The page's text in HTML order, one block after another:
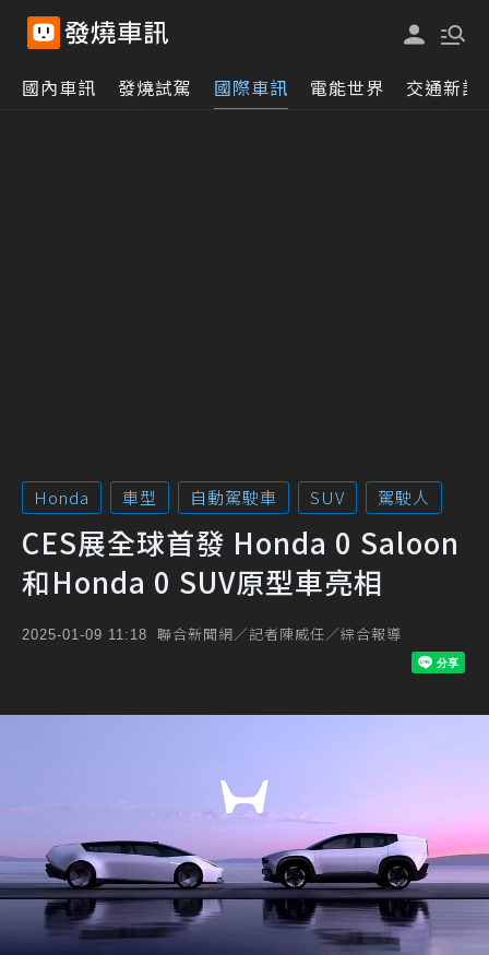
國內車訊 發燒試駕 國際車訊 電能世界 交通新訊
Honda 車型 自動駕駛車 SUV 駕駛人
CES展全球首發 Honda 0 Saloon
和Honda 0 SUV原型車亮相
2025-01-09 11:18 聯合新聞網／記者陳威任／綜合報導